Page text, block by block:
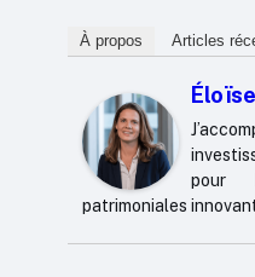
À propos Articles
pour
patrimoniales